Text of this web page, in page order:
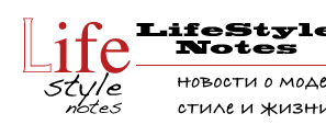
Поиск